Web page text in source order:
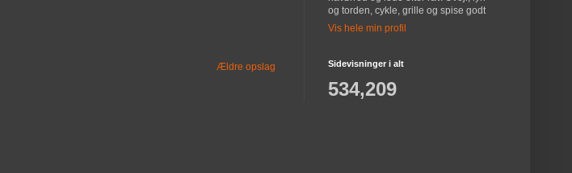
Ældre opslag
og torden, cykle, grille og spise godt
Vis hele min profil
Sidevisninger i alt
534,209